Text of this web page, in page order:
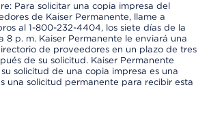
Para solicitar una copia impresa del
de Kaiser Permanente, llame a
al 1-800-232-4404, los siete días de la
8 p. m. Kaiser Permanente le enviará una
de proveedores en un plazo de tres
de su solicitud. Kaiser Permanente
solicitud de una copia impresa es una
una solicitud permanente para recibir esta